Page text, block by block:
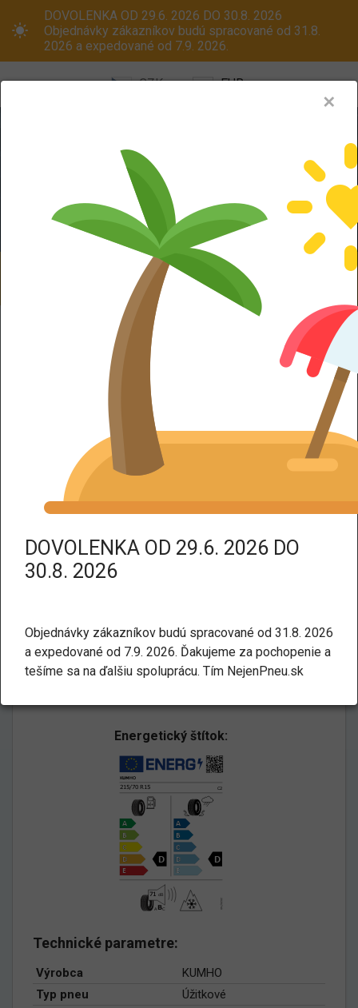
DOVOLENKA OD 29.6. 2026 DO 30.8. 2026
Objednávky zákazníkov budú spracované od 31.8.
2026 a expedované od 7.9. 2026.
CZK EUR
Menu
Oceľové disky ALU kola
Dodáváme aj na Slovensko! Platcom
DPH dodáme tovar bez DPH.
Úžitkové
KUMHO CW51 215/70 R15 109R
Energetický štítok:
Technické parametre:
Výrobca
KUMHO
Typ pneu
Úžitkové
✕
DOVOLENKA OD 29.6. 2026 DO
30.8. 2026
Objednávky zákazníkov budú spracované od 31.8. 2026
a expedované od 7.9. 2026. Ďakujeme za pochopenie a
tešíme sa na ďalšiu spoluprácu. Tím NejenPneu.sk